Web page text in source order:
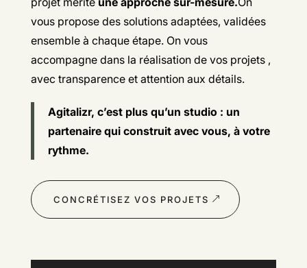
vous propose des solutions adaptées, validées
ensemble à chaque étape. On vous
accompagne dans la réalisation de vos projets ,
avec transparence et attention aux détails.
Agitalizr, c’est plus qu’un studio : un
partenaire qui construit avec vous, à votre
rythme.
CONCRÉTISEZ VOS PROJETS